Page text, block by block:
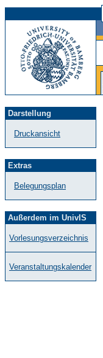
Darstellung
Druckansicht
Extras
Belegungsplan
Außerdem im UnivIS
Vorlesungsverzeichnis
Veranstaltungskalender